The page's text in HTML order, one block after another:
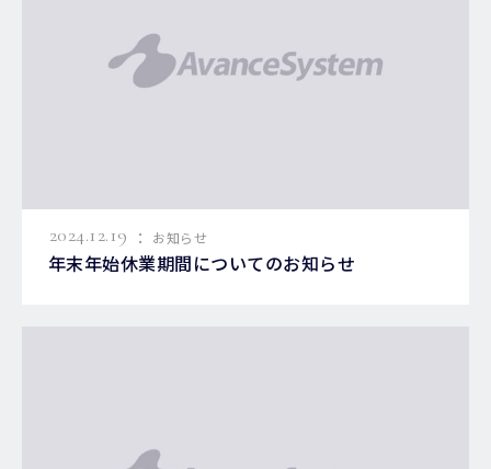
2024.12.19 : お知らせ
年末年始休業期間についてのお知らせ